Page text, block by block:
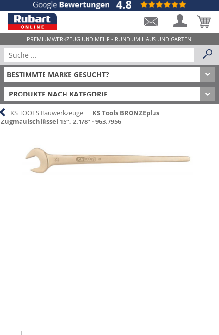
PRODUKTE NACH KATEGORIE
KS TOOLS Bauwerkzeuge | KS Tools BRONZEplus
Zugmaulschlüssel 15°, 2.1/8" - 963.7956